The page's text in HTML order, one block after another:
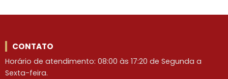
CONTATO
Horário de atendimento: 08:00 às 17:20 de Segunda a
Sexta-feira.